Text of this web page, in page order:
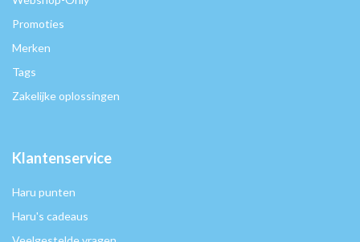
Promoties
Merken
Tags
Zakelijke oplossingen
Klantenservice
Haru punten
Haru's cadeaus